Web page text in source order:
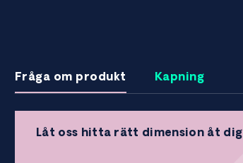
Fråga om produkt Kapning
Låt oss hitta rätt dimension åt dig